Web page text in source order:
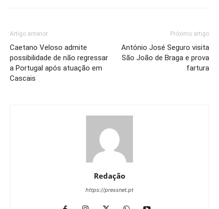
Artigo anterior
Caetano Veloso admite
possibilidade de não regressar
a Portugal após atuação em
Cascais
Próximo artigo
António José Seguro visita
São João de Braga e prova
fartura
Redação
https://pressnet.pt